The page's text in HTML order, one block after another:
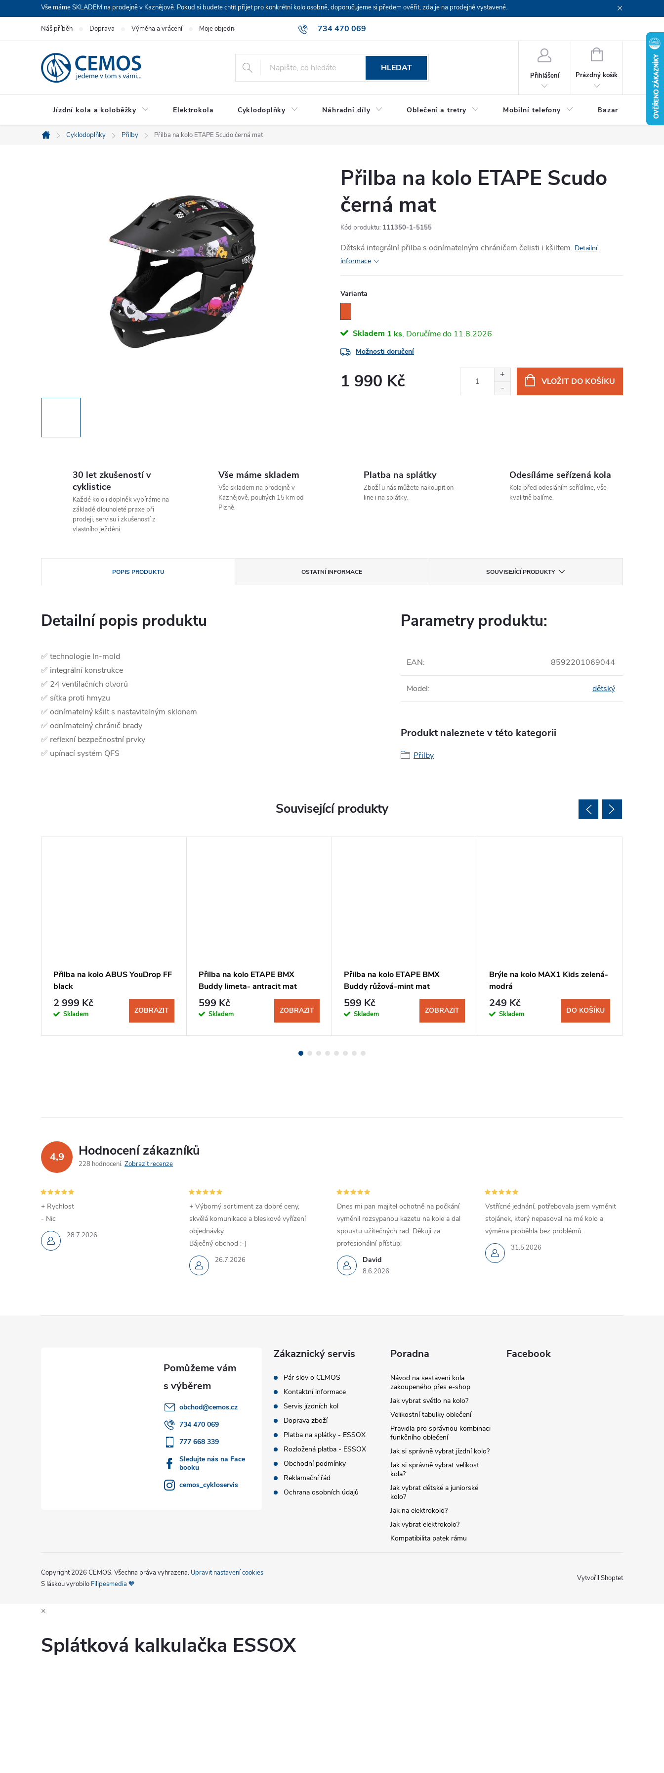
na
Vše máme SKLADEM na prodejně v Kaznějově. Pokud si budete chtít přijet pro konkrétní kolo osobně, doporučujeme si předem ověřit, zda je na prodejně vystavené.
734 470 069
Náš příběh Doprava Výměna a vrácení Moje objednávka
HLEDAT
Přihlášení
NÁKUPNÍ
Prázdný košík
Jízdní kola a koloběžky Elektrokola Cyklodoplňky Náhradní díly Oblečení a tretry Mobilní telefony Bazar Servis
Domů
Cyklodoplňky Přilby Přilba na kolo ETAPE Scudo černá mat
Přilba na kolo ETAPE Scudo
černá mat
Kód produktu: 111350-1-5155
Dětská integrální přilba s odnímatelným chráničem čelisti i kšiltem. Detailní
informace
Varianta
Skladem 1 ks 11.8.2026
Možnosti doručení
1 990 Kč VLOŽIT DO KOŠÍKU
30 let zkušeností v
cyklistice
Každé kolo i doplněk vybíráme na
základě dlouholeté praxe při
prodeji, servisu i zkušeností z
vlastního ježdění.
Vše máme skladem
Vše skladem na prodejně v
Kaznějově, pouhých 15 km od
Plzně.
Platba na splátky
Zboží u nás můžete nakoupit on-
line i na splátky.
Odesíláme seřízená kola
Kola před odesláním seřídíme, vše
kvalitně balíme.
POPIS PRODUKTU OSTATNÍ INFORMACE SOUVISEJÍCÍ PRODUKTY
Detailní popis produktu
✅ technologie In-mold
✅ integrální konstrukce
✅ 24 ventilačních otvorů
✅ síťka proti hmyzu
✅ odnímatelný kšilt s nastavitelným sklonem
✅ odnímatelný chránič brady
✅ reflexní bezpečnostní prvky
✅ upínací systém QFS
Parametry produktu:
EAN: 8592201069044
Model: dětský
Produkt naleznete v této kategorii
Přilby
Související produkty
Přilba na kolo ABUS YouDrop FF
black
2 999 Kč
Skladem ZOBRAZIT
Přilba na kolo ETAPE BMX
Buddy limeta- antracit mat
599 Kč
Skladem ZOBRAZIT
Přilba na kolo ETAPE BMX
Buddy růžová-mint mat
599 Kč
Skladem ZOBRAZIT
Brýle na kolo MAX1 Kids zelená-
modrá
249 Kč
Skladem DO KOŠÍKU
4,9 Hodnocení zákazníků
228 hodnocení Zobrazit recenze
28.7.2026
+ Rychlost
- Nic
26.7.2026
+ Výborný sortiment za dobré ceny,
skvělá komunikace a bleskové vyřízení
objednávky.
Báječný obchod :-)
David
8.6.2026
Dnes mi pan majitel ochotně na počkání
vyměnil rozsypanou kazetu na kole a dal
spoustu užitečných rad. Děkuji za
profesionální přístup!
31.5.2026
Vstřícné jednání, potřebovala jsem vyměnit
stojánek, který nepasoval na mé kolo a
výměna proběhla bez problémů.
obchod@cemos.cz
734 470 069
777 668 339
Sledujte nás na Face
booku
cemos_cykloservis
Zákaznický servis
Pár slov o CEMOS
Kontaktní informace
Servis jízdních kol
Doprava zboží
Platba na splátky - ESSOX
Rozložená platba - ESSOX
Obchodní podmínky
Reklamační řád
Ochrana osobních údajů
Poradna
Návod na sestavení kola
zakoupeného přes e-shop
Jak vybrat světlo na kolo?
Velikostní tabulky oblečení
Pravidla pro správnou kombinaci
funkčního oblečení
Jak si správně vybrat jízdní kolo?
Jak si správně vybrat velikost
kola?
Jak vybrat dětské a juniorské
kolo?
Jak na elektrokolo?
Jak vybrat elektrokolo?
Kompatibilita patek rámu
Facebook
Vytvořil Shoptet
Copyright 2026 CEMOS. Všechna práva vyhrazena. Upravit nastavení cookies
S láskou vyrobilo Filipesmedia 🧡
×
Splátková kalkulačka ESSOX